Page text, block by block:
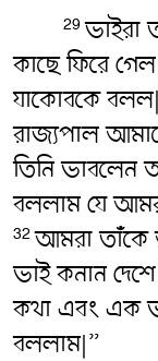
29ভাইরা
কাছে ফিরে
যাকোবকে বলল|
রাজ্যপাল
তিনি ভাবলেন
বললাম যে
32আমরা তাঁকে
ভাই কনান
কথা এবং এক
বললাম|”